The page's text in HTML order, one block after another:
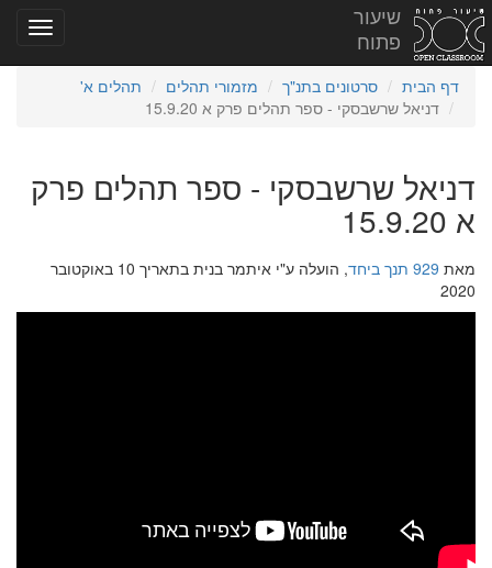
שיעור
פתוח
דף הבית סרטונים בתנ"ך מזמורי תהלים
תהלים א'
דניאל שרשבסקי - ספר תהלים פרק א 15.9.20
דניאל שרשבסקי - ספר תהלים פרק
א 15.9.20
מאת 929 תנך ביחד
, הועלה ע"י איתמר בנית בתאריך 10 באוקטובר
2020